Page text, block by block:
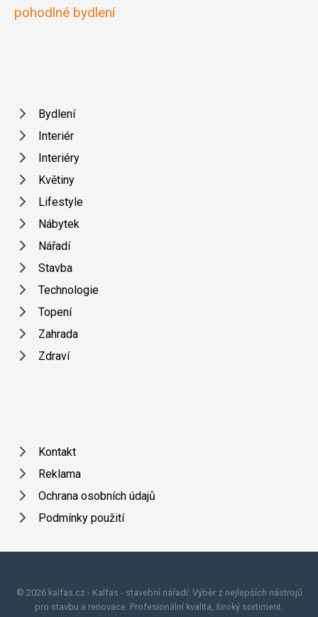
pohodlné bydlení
Bydlení
Interiér
Interiéry
Květiny
Lifestyle
Nábytek
Nářadí
Stavba
Technologie
Topení
Zahrada
Zdraví
Kontakt
Reklama
Ochrana osobních údajů
Podmínky použití
© 2026 kalfas.cz - Kalfas - stavební nářadí: Výběr z nejlepších nástrojů
pro stavbu a renovace. Profesionální kvalita, široký sortiment.